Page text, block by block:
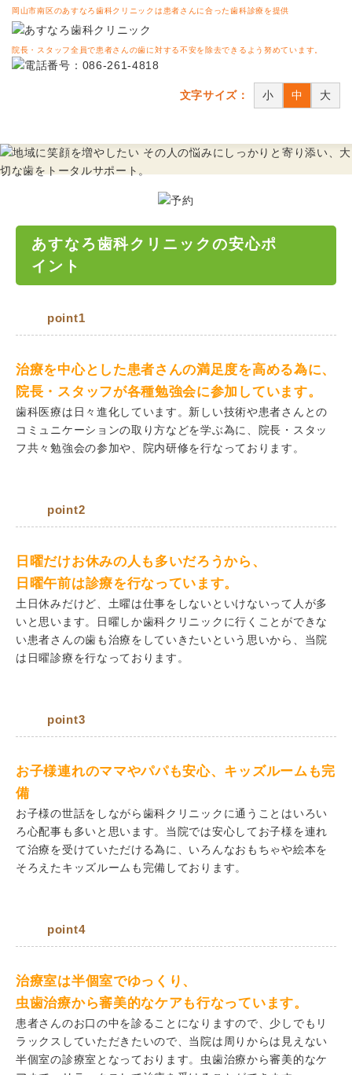
岡山市南区のあすなろ歯科クリニックは患者さんに合った歯科診療を提供
院長・スタッフ全員で患者さんの歯に対する不安を除去できるよう努めています。
文字サイズ： 小 中 大
あすなろ歯科クリニックの安心ポ
イント
point1
治療を中心とした患者さんの満足度を高める為に、
院長・スタッフが各種勉強会に参加しています。
歯科医療は日々進化しています。新しい技術や患者さんとの
コミュニケーションの取り方などを学ぶ為に、院長・スタッ
フ共々勉強会の参加や、院内研修を行なっております。
point2
日曜だけお休みの人も多いだろうから、
日曜午前は診療を行なっています。
土日休みだけど、土曜は仕事をしないといけないって人が多
いと思います。日曜しか歯科クリニックに行くことができな
い患者さんの歯も治療をしていきたいという思いから、当院
は日曜診療を行なっております。
point3
お子様連れのママやパパも安心、キッズルームも完
備
お子様の世話をしながら歯科クリニックに通うことはいろい
ろ心配事も多いと思います。当院では安心してお子様を連れ
て治療を受けていただける為に、いろんなおもちゃや絵本を
そろえたキッズルームも完備しております。
point4
治療室は半個室でゆっくり、
虫歯治療から審美的なケアも行なっています。
患者さんのお口の中を診ることになりますので、少しでもリ
ラックスしていただきたいので、当院は周りからは見えない
半個室の診療室となっております。虫歯治療から審美的なケ